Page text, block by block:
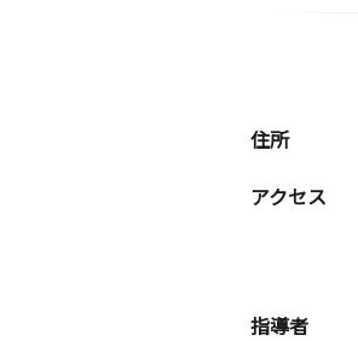
住所
アクセス
指導者